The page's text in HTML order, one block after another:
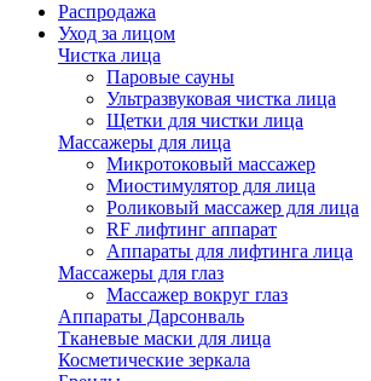
Распродажа
Уход за лицом
Чистка лица
Паровые сауны
Ультразвуковая чистка лица
Щетки для чистки лица
Массажеры для лица
Микротоковый массажер
Миостимулятор для лица
Роликовый массажер для лица
RF лифтинг аппарат
Аппараты для лифтинга лица
Массажеры для глаз
Массажер вокруг глаз
Аппараты Дарсонваль
Тканевые маски для лица
Косметические зеркала